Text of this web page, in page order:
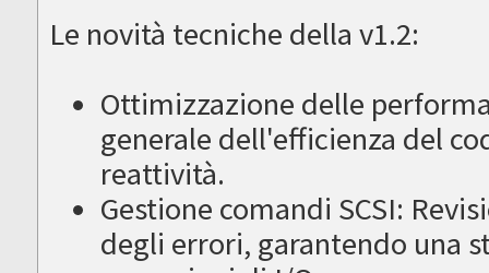
Le novità tecniche della v1.2:
Ottimizzazione delle
generale dell'efficienza del
reattività.
Gestione comandi SCSI:
degli errori, garantendo una